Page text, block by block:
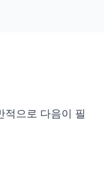
적으로 다음이 필